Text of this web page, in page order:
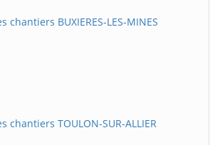
chantiers BUXIERES-LES-MINES
chantiers TOULON-SUR-ALLIER